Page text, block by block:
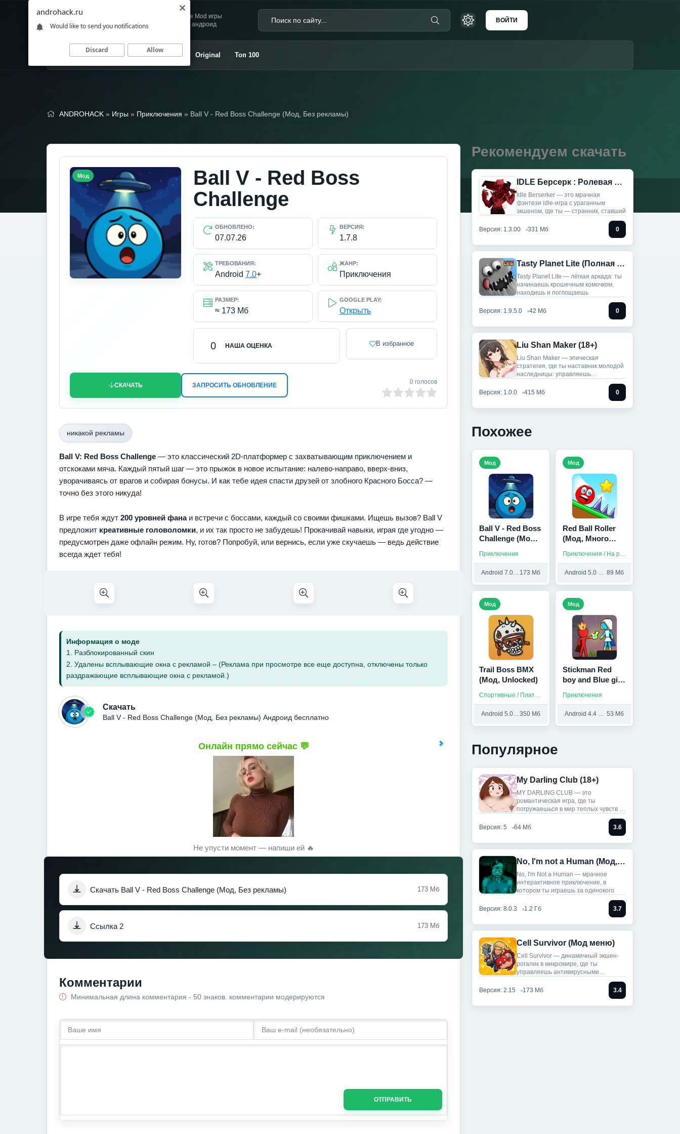
Andro
HACK
Скачивай любимые Mod игры
и приложения для андроид
ВОЙТИ
Главная Игры Приложения Original Топ 100
ANDROHACK » Игры » Приключения » Ball V - Red Boss Challenge (Мод, Без рекламы)
Ball V - Red Boss
Challenge
ОБНОВЛЕНО:
07.07.26
ВЕРСИЯ:
1.7.8
ТРЕБОВАНИЯ:
Android 7.0+
ЖАНР:
Приключения
РАЗМЕР:
≈ 173 Мб
GOOGLE PLAY:
Открыть
НАША ОЦЕНКА
0 В избранное
СКАЧАТЬ ЗАПРОСИТЬ ОБНОВЛЕНИЕ 0 голосов
Мод
никакой рекламы
Ball V: Red Boss Challenge — это классический 2D-платформер с захватывающим приключением и
отскоками мяча. Каждый пятый шаг — это прыжок в новое испытание: налево-направо, вверх-вниз,
уворачиваясь от врагов и собирая бонусы. И как тебе идея спасти друзей от злобного Красного Босса? —
точно без этого никуда!
В игре тебя ждут 200 уровней фанаи встречи с боссами, каждый со своими фишками. Ищешь вызов? Ball V
предложит креативные головоломки, и их так просто не забудешь! Прокачивай навыки, играя где угодно —
предусмотрен даже офлайн режим. Ну, готов? Попробуй, или вернись, если уже скучаешь — ведь действие
всегда ждет тебя!
Информация о моде
1. Разблокированный скин
2. Удалены всплывающие окна с рекламой – (Реклама при просмотре все еще доступна, отключены только
раздражающие всплывающие окна с рекламой.)
Скачать
Ball V - Red Boss Challenge (Мод, Без рекламы) Андроид бесплатно
Онлайн прямо сейчас 💬
Не упусти момент — напиши ей 🔥
Скачать Ball V - Red Boss Challenge (Мод, Без рекламы) 173 Мб
Ссылка 2 173 Мб
Комментарии
Минимальная длина комментария - 50 знаков. комментарии модерируются
ОТПРАВИТЬ
Рекомендуем скачать
IDLE Берсерк : Ролевая игра (Мод Меню)
Idle Berserker — это мрачная
фэнтези idle-игра с ураганным
экшеном, где ты — странник, ставший
Версия: 1.3.00 331 Мб 0
Tasty Planet Lite (Полная версия)
Tasty Planet Lite — лёгкая аркада: ты
начинаешь крошечным комочком,
находишь и поглощаешь
Версия: 1.9.5.0 42 Мб 0
Liu Shan Maker (18+)
Liu Shan Maker — эпическая
стратегия, где ты наставник молодой
наследницы: управляешь
Версия: 1.0.0
415 Мб 0
Похожее
Ball V - Red Boss
Challenge (Мод,
Приключения
Android 7.0 и выше 173 Мб
Мод
Red Ball Roller
(Мод, Много
Приключения / На русском / Без интернета
Android 5.0 и выше 89 Мб
Мод
Trail Boss BMX
(Мод, Unlocked)
Спортивные / Платные / На русском
Android 5.0 и выше350 Мб
Мод
Stickman Red
boy and Blue girl
денег)
Приключения
Android 4.4 и выше 53 Мб
Мод
Популярное
My Darling Club (18+)
MY DARLING CLUB — это
романтическая игра, где ты
погружаешься в мир теплых чувств и
Версия: 5
64 Мб 3.6
No, I'm not a Human (Мод, Unlocked)
No, I'm Not a Human — мрачное
интерактивное приключение, в
котором ты играешь за одинокого
Версия: 8.0.3 1.2 Гб 3.7
Cell Survivor (Мод меню)
Cell Survivor — динамичный экшен-
рогалик в микромире, где ты
управляешь антивирусными
Версия: 2.15
173 Мб 3.4
androhack.ru
Would like to send you notifications
Discard Allow